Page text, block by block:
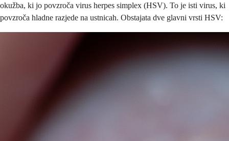
okužba, ki jo povzroča virus herpes simplex (HSV). To je isti virus, ki
povzroča hladne razjede na ustnicah. Obstajata dve glavni vrsti HSV: